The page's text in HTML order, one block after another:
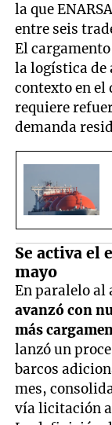
la que
entre seis
El
la logística de
contexto en el
requiere
demanda
Se activa el
mayo
En paralelo
avanzó con
más
lanzó un
barcos
mes,
vía licitación